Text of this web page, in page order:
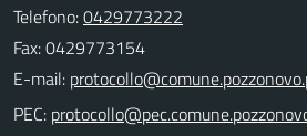
Telefono:0429773222
Fax: 0429773154
E-mail:
PEC: